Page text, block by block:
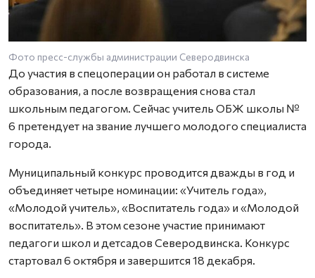
Фото пресс-службы администрации Северодвинска
До участия в спецоперации он работал в системе
образования, а после возвращения снова стал
школьным педагогом. Сейчас учитель ОБЖ школы №
6 претендует на звание лучшего молодого специалиста
города.
Муниципальный конкурс проводится дважды в год и
объединяет четыре номинации: «Учитель года»,
«Молодой учитель», «Воспитатель года» и «Молодой
воспитатель». В этом сезоне участие принимают
педагоги школ и детсадов Северодвинска. Конкурс
стартовал 6 октября и завершится 18 декабря.